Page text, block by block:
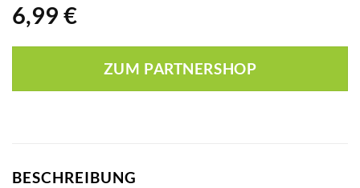
6,99 €
ZUM PARTNERSHOP
BESCHREIBUNG